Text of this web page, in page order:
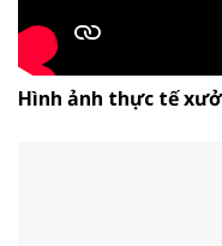
Hình ảnh thực tế